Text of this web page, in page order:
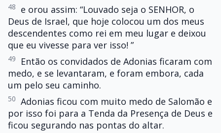
48
e orou assim: “Louvado seja o SENHOR, o
Deus de Israel, que hoje colocou um dos meus
descendentes como rei em meu lugar e deixou
que eu vivesse para ver isso! ”
49
Então os convidados de Adonias ficaram com
medo, e se levantaram, e foram embora, cada
um pelo seu caminho.
50 Adonias ficou com muito medo de Salomão e
por isso foi para a Tenda da Presença de Deus e
ficou segurando nas pontas do altar.